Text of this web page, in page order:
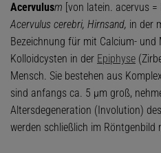
Acervulusm [von latein. acervus
Acervulus cerebri, Hirnsand, in der
Bezeichnung für mit Calcium-
Kolloidcysten in der Epiphyse
Mensch. Sie bestehen aus
sind anfangs ca. 5 μm groß,
Altersdegeneration (Involution)
werden schließlich im Röntgenbild